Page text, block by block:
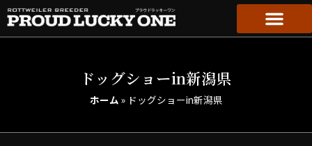
ドッグショーin新潟県
ホーム » ドッグショーin新潟県